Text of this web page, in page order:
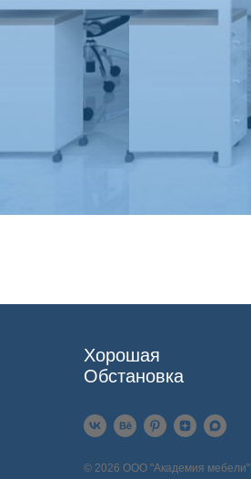
Хорошая
Обстановка
© 2026 ООО "Академия мебели"